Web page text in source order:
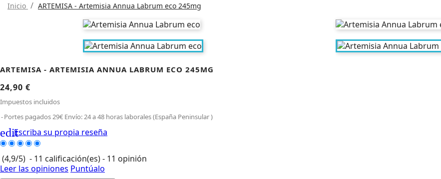
Inicio ARTEMISA - Artemisia Annua Labrum eco 245mg
ARTEMISA - ARTEMISIA ANNUA LABRUM ECO 245MG
24,90 €
Impuestos incluidos
Portes pagados 29€ Envío: 24 a 48 horas laborales (España Peninsular )
editEscriba su propia reseña
(4,9/5) - 11 calificación(es) - 11 opinión
Leer las opiniones Puntúalo